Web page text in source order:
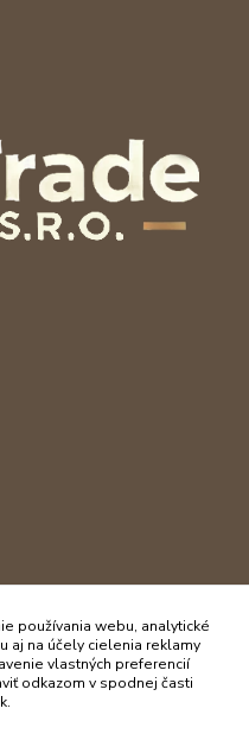
používania webu, analytické
aj na účely cielenia reklamy
vlastných preferencií
odkazom v spodnej časti